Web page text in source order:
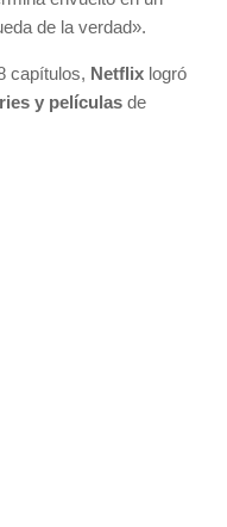
de la verdad».
capítulos, Netflix logró
y películas de